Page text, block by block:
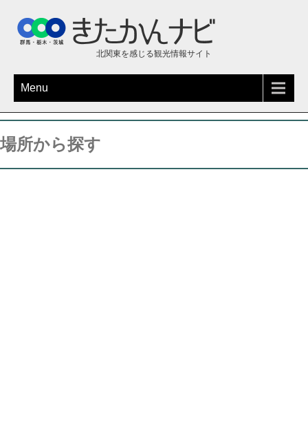
北関東を感じる観光情報サイト
Menu
場所から探す